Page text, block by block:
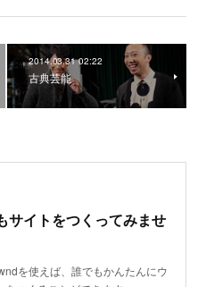
2014.03.31 02:22
古典芸能
サイトをつくってみませ
を使えば、誰でもかんたんにウ